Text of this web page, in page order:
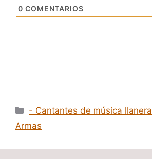
0 COMENTARIOS
Categorías
- Cantantes de música llanera
Armas